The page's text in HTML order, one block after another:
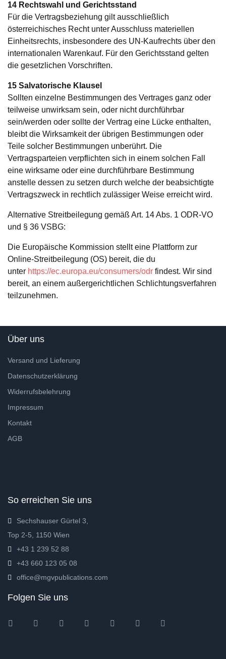
14 Rechtswahl und Gerichtsstand
Für die Vertragsbeziehung gilt ausschließlich
österreichisches Recht unter Ausschluss materiellen
Einheitsrechts, insbesondere des UN-Kaufrechts über den
internationalen Warenkauf. Für den Gerichtsstand gelten
die gesetzlichen Vorschriften.
15 Salvatorische Klausel
Sollten einzelne Bestimmungen des Vertrages ganz oder
teilweise unwirksam sein, oder nicht durchführbar
sein/werden oder sollte der Vertrag eine Lücke enthalten,
bleibt die Wirksamkeit der übrigen Bestimmungen oder
Teile solcher Bestimmungen unberührt. Die
Vertragsparteien verpflichten sich in einem solchen Fall
eine wirksame oder eine durchführbare Bestimmung
anstelle dessen zu setzen durch welche der beabsichtigte
Vertragszweck in rechtlich zulässiger Weise erreicht wird.
Alternative Streitbeilegung gemäß Art. 14 Abs. 1 ODR-VO
und § 36 VSBG:
Die Europäische Kommission stellt eine Plattform zur
Online-Streitbeilegung (OS) bereit, die du
unter https://ec.europa.eu/consumers/odr findest. Wir sind
bereit, an einem außergerichtlichen Schlichtungsverfahren
teilzunehmen.
Über uns
Versand und Lieferung
Datenschutzerklärung
Widerrufsbelehrung
Impressum
Kontakt
AGB
So erreichen Sie uns
Sechshauser Gürtel 3,
Top 2-5, 1150 Wien
+43 1 239 52 88
+43 660 123 05 08
office@mgvpublications.com
Folgen Sie uns
InstagramFacebookTwitter Amazon Pinterest